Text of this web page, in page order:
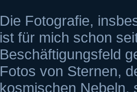
Die Fotografie,
ist für mich schon
Beschäftigungsfeld
Fotos von Sternen,
kosmischen Nebeln,